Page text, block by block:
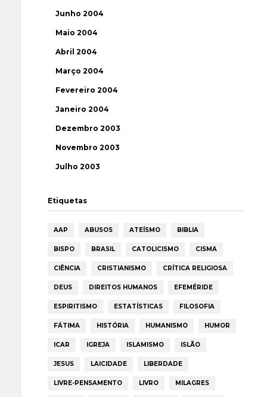
Junho 2004
Maio 2004
Abril 2004
Março 2004
Fevereiro 2004
Janeiro 2004
Dezembro 2003
Novembro 2003
Julho 2003
Etiquetas
AAP ABUSOS ATEÍSMO BIBLIA
BISPO BRASIL CATOLICISMO CISMA
CIÊNCIA CRISTIANISMO CRÍTICA RELIGIOSA
DEUS DIREITOS HUMANOS EFEMÉRIDE
ESPIRITISMO ESTATÍSTICAS FILOSOFIA
FÁTIMA HISTÓRIA HUMANISMO HUMOR
ICAR IGREJA ISLAMISMO ISLÃO
JESUS LAICIDADE LIBERDADE
LIVRE-PENSAMENTO LIVRO MILAGRES